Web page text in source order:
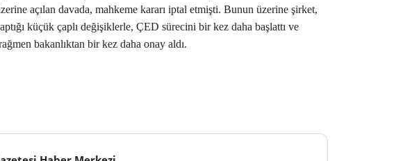
açılan davada, mahkeme kararı iptal etmişti. Bunun üzerine şirket,
küçük çaplı değişiklerle, ÇED sürecini bir kez daha başlattı ve
bakanlıktan bir kez daha onay aldı.